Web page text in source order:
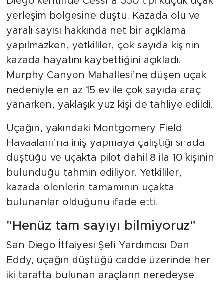
yerleşim bölgesine düştü. Kazada ölü ve
yaralı sayısı hakkında net bir açıklama
yapılmazken, yetkililer, çok sayıda kişinin
kazada hayatını kaybettiğini açıkladı.
Murphy Canyon Mahallesi’ne düşen uçak
nedeniyle en az 15 ev ile çok sayıda araç
yanarken, yaklaşık yüz kişi de tahliye edildi.
Uçağın, yakındaki Montgomery Field
Havaalanı’na iniş yapmaya çalıştığı sırada
düştüğü ve uçakta pilot dahil 8 ila 10 kişinin
bulunduğu tahmin ediliyor. Yetkililer,
kazada ölenlerin tamamının uçakta
bulunanlar olduğunu ifade etti.
"Henüz tam sayıyı bilmiyoruz"
San Diego İtfaiyesi Şefi Yardımcısı Dan
Eddy, uçağın düştüğü cadde üzerinde her
iki tarafta bulunan araçların neredeyse